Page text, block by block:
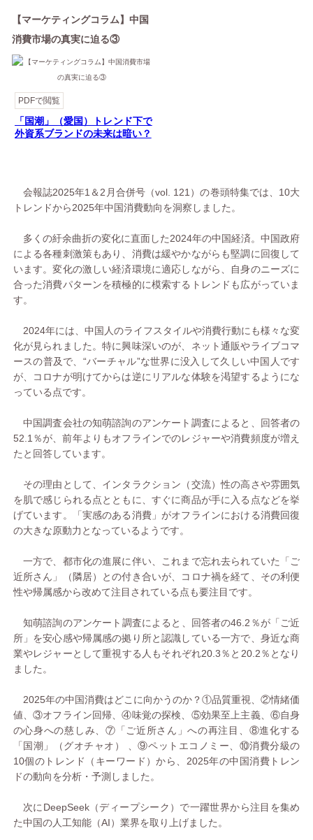
【マーケティングコラム】中国
消費市場の真実に迫る③
PDFで閲覧
「国潮」（愛国）トレンド下で
外資系ブランドの未来は暗い？
会報誌2025年1＆2月合併号（vol. 121）の巻頭特集では、10大
トレンドから2025年中国消費動向を洞察しました。
多くの紆余曲折の変化に直面した2024年の中国経済。中国政府
による各種刺激策もあり、消費は緩やかながらも堅調に回復して
います。変化の激しい経済環境に適応しながら、自身のニーズに
合った消費パターンを積極的に模索するトレンドも広がっていま
す。
2024年には、中国人のライフスタイルや消費行動にも様々な変
化が見られました。特に興味深いのが、ネット通販やライブコマ
ースの普及で、“バーチャル”な世界に没入して久しい中国人です
が、コロナが明けてからは逆にリアルな体験を渇望するようにな
っている点です。
中国調査会社の知萌諮詢のアンケート調査によると、回答者の
52.1％が、前年よりもオフラインでのレジャーや消費頻度が増え
たと回答しています。
その理由として、インタラクション（交流）性の高さや雰囲気
を肌で感じられる点とともに、すぐに商品が手に入る点などを挙
げています。「実感のある消費」がオフラインにおける消費回復
の大きな原動力となっているようです。
一方で、都市化の進展に伴い、これまで忘れ去られていた「ご
近所さん」（隣居）との付き合いが、コロナ禍を経て、その利便
性や帰属感から改めて注目されている点も要注目です。
知萌諮詢のアンケート調査によると、回答者の46.2％が「ご近
所」を安心感や帰属感の拠り所と認識している一方で、身近な商
業やレジャーとして重視する人もそれぞれ20.3％と20.2％となり
ました。
2025年の中国消費はどこに向かうのか？①品質重視、②情緒価
値、③オフライン回帰、④味覚の探検、⑤効果至上主義、⑥自身
の心身への慈しみ、⑦「ご近所さん」への再注目、⑧進化する
「国潮」（グオチャオ） 、⑨ペットエコノミー、⑩消費分級の
10個のトレンド（キーワード）から、2025年の中国消費トレン
ドの動向を分析・予測しました。
次にDeepSeek（ディープシーク）で一躍世界から注目を集め
た中国の人工知能（AI）業界を取り上げました。